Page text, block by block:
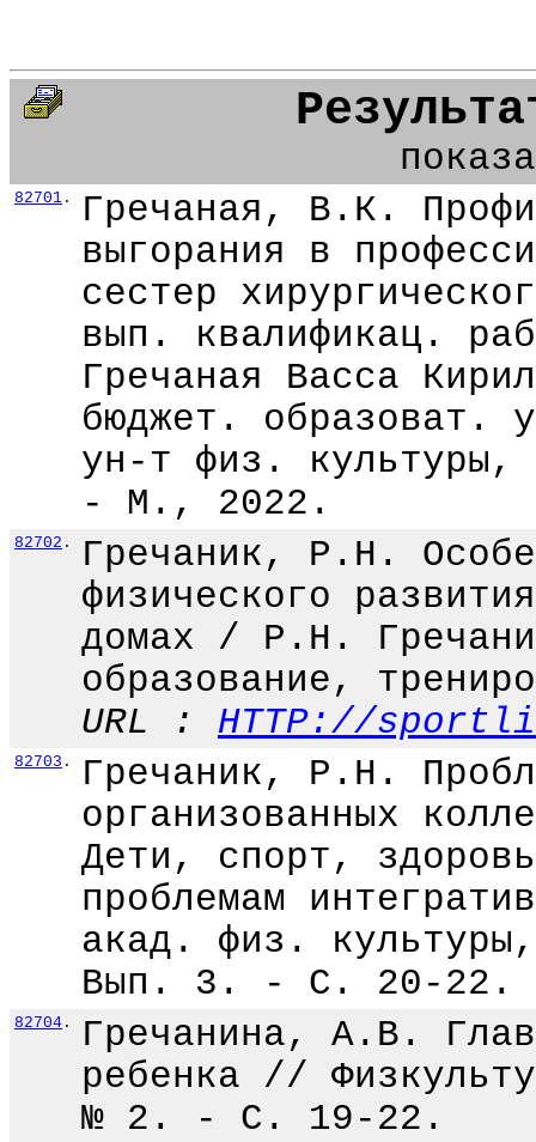
82701 .
Гречаная, В.К.
выгорания в
сестер
вып. квалификац.
Гречаная Васса
бюджет. образоват.
ун-т физ. культуры,
- М., 2022.
82702 .
Гречаник, Р.Н.
физического
домах / Р.Н.
образование,
URL : HTTP://
82703 .
Гречаник, Р.Н.
организованных
Дети, спорт,
проблемам
акад. физ.
Вып. 3. - С. 20-22.
82704 .
Гречанина, А.В.
ребенка //
№ 2. - С. 19-22.